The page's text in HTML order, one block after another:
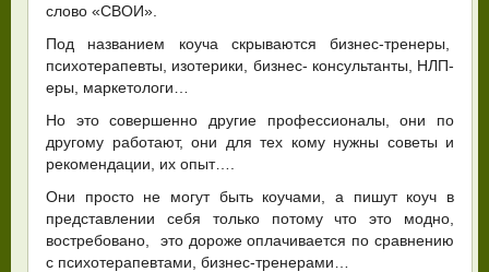
слово «СВОИ».
Под названием коуча скрываются бизнес-тренеры,
психотерапевты, изотерики, бизнес- консультанты, НЛП-
еры, маркетологи…
Но это совершенно другие профессионалы, они по
другому работают, они для тех кому нужны советы и
рекомендации, их опыт….
Они просто не могут быть коучами, а пишут коуч в
представлении себя только потому что это модно,
востребовано, это дороже оплачивается по сравнению
с психотерапевтами, бизнес-тренерами…